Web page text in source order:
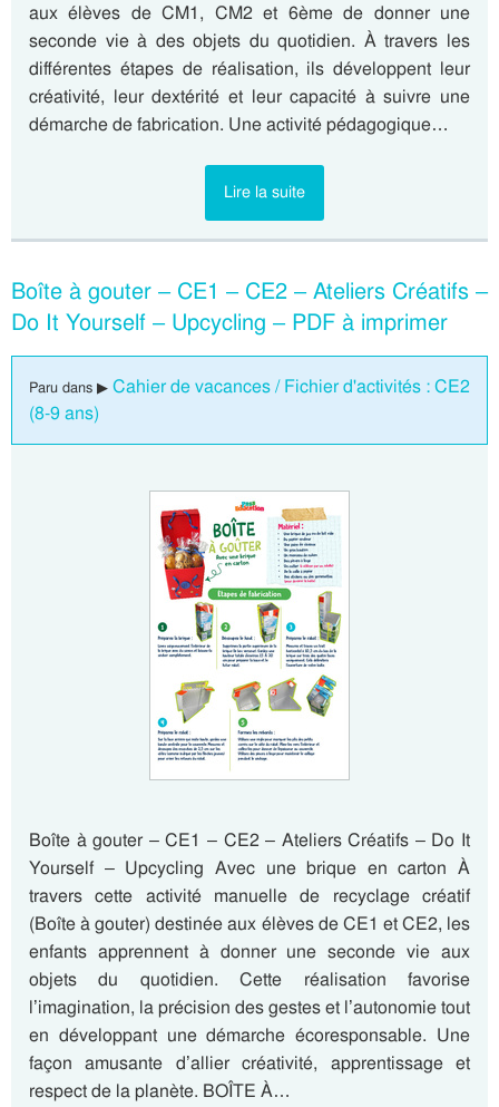
aux élèves de CM1, CM2 et 6ème de donner une
seconde vie à des objets du quotidien. À travers les
différentes étapes de réalisation, ils développent leur
créativité, leur dextérité et leur capacité à suivre une
démarche de fabrication. Une activité pédagogique…
Lire la suite
Boîte à gouter – CE1 – CE2 – Ateliers Créatifs –
Do It Yourself – Upcycling – PDF à imprimer
Paru dans ▶ Cahier de vacances / Fichier d'activités : CE2
(8-9 ans)
Boîte à gouter – CE1 – CE2 – Ateliers Créatifs – Do It
Yourself – Upcycling Avec une brique en carton À
travers cette activité manuelle de recyclage créatif
(Boîte à gouter) destinée aux élèves de CE1 et CE2, les
enfants apprennent à donner une seconde vie aux
objets du quotidien. Cette réalisation favorise
l’imagination, la précision des gestes et l’autonomie tout
en développant une démarche écoresponsable. Une
façon amusante d’allier créativité, apprentissage et
respect de la planète. BOÎTE À…